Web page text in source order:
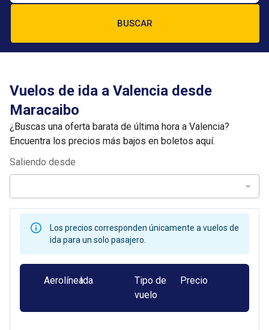
BUSCAR
Vuelos de ida a Valencia desde
Maracaibo
¿Buscas una oferta barata de última hora a Valencia?
Encuentra los precios más bajos en boletos aquí.
Saliendo desde
Los precios corresponden únicamente a vuelos de
ida para un solo pasajero.
AerolíneaIda
Tipo de
vuelo
Precio